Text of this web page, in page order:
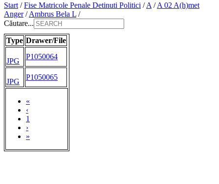
Start /Fise Matricole Penale Detinuti Politici /A /A 02 A(h)met
Anger/Ambrus Bela L /
Căutare...
Type Drawer/File
«
‹
1
›
»
JPG
P1050064
JPG
P1050065